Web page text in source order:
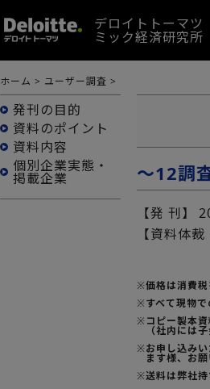
デロイトトーマツ
ミック経済研究所
ホーム > ユーザー調査 >
発刊の目的
資料のポイント
資料内容
個別企業実態・
掲載企業 ～12調
【発 刊】
【資料体裁
※価格は消費税
※すべて現物
※コピー製本
（社内には
※お申し込み
ます様、お願
※送料は弊社